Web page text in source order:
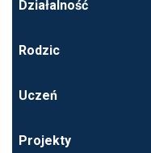
Działalność
Rodzic
Uczeń
Projekty